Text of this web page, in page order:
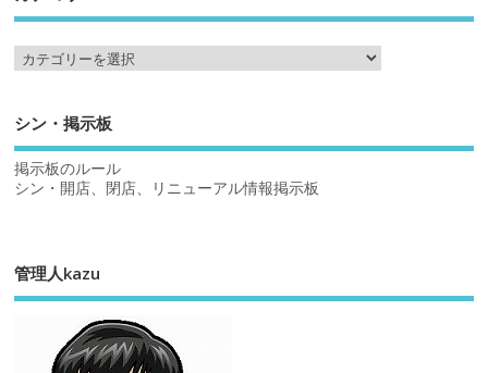
シン・掲示板
掲示板のルール
シン・開店、閉店、リニューアル情報掲示板
管理人kazu